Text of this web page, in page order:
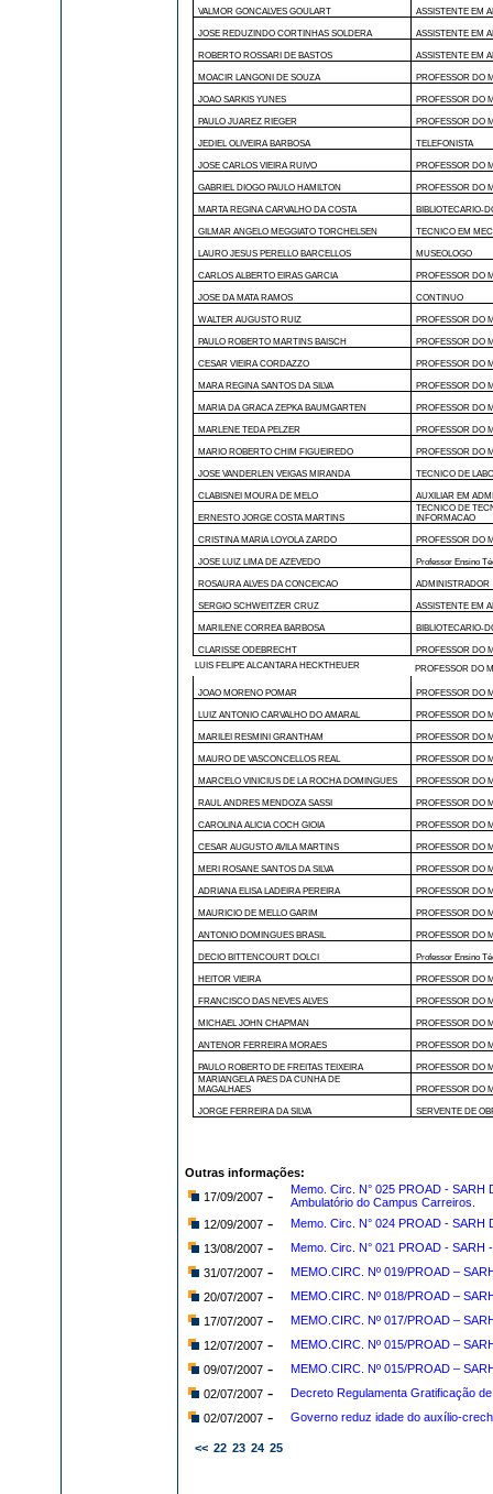
VALMOR GONCALVES GOULART ASSISTENTE EM
JOSE REDUZINDO CORTINHAS SOLDERA ASSISTENTE EM
ROBERTO ROSSARI DE BASTOS ASSISTENTE EM
MOACIR LANGONI DE SOUZA PROFESSOR DO
JOAO SARKIS YUNES PROFESSOR DO
PAULO JUAREZ RIEGER PROFESSOR DO
JEDIEL OLIVEIRA BARBOSA TELEFONISTA
JOSE CARLOS VIEIRA RUIVO PROFESSOR DO
GABRIEL DIOGO PAULO HAMILTON PROFESSOR DO
MARTA REGINA CARVALHO DA COSTA BIBLIOTECARIO-
GILMAR ANGELO MEGGIATO TORCHELSEN TECNICO EM
LAURO JESUS PERELLO BARCELLOS MUSEOLOGO
CARLOS ALBERTO EIRAS GARCIA PROFESSOR DO
JOSE DA MATA RAMOS CONTINUO
WALTER AUGUSTO RUIZ PROFESSOR DO
PAULO ROBERTO MARTINS BAISCH PROFESSOR DO
CESAR VIEIRA CORDAZZO PROFESSOR DO
MARA REGINA SANTOS DA SILVA PROFESSOR DO
MARIA DA GRACA ZEPKA BAUMGARTEN PROFESSOR DO
MARLENE TEDA PELZER PROFESSOR DO
MARIO ROBERTO CHIM FIGUEIREDO PROFESSOR DO
JOSE VANDERLEN VEIGAS MIRANDA TECNICO DE
CLABISNEI MOURA DE MELO AUXILIAR EM
ERNESTO JORGE COSTA MARTINS
TECNICO DE
INFORMACAO
CRISTINA MARIA LOYOLA ZARDO PROFESSOR DO
JOSE LUIZ LIMA DE AZEVEDO Professor Ensino
ROSAURA ALVES DA CONCEICAO ADMINISTRADOR
SERGIO SCHWEITZER CRUZ ASSISTENTE EM
MARILENE CORREA BARBOSA BIBLIOTECARIO-
CLARISSE ODEBRECHT
PROFESSOR DO
LUIS FELIPE ALCANTARA HECKTHEUER
PROFESSOR DO
JOAO MORENO POMAR PROFESSOR DO
LUIZ ANTONIO CARVALHO DO AMARAL PROFESSOR DO
MARILEI RESMINI GRANTHAM PROFESSOR DO
MAURO DE VASCONCELLOS REAL PROFESSOR DO
MARCELO VINICIUS DE LA ROCHA DOMINGUES PROFESSOR DO
RAUL ANDRES MENDOZA SASSI PROFESSOR DO
CAROLINA ALICIA COCH GIOIA PROFESSOR DO
CESAR AUGUSTO AVILA MARTINS PROFESSOR DO
MERI ROSANE SANTOS DA SILVA PROFESSOR DO
ADRIANA ELISA LADEIRA PEREIRA PROFESSOR DO
MAURICIO DE MELLO GARIM PROFESSOR DO
ANTONIO DOMINGUES BRASIL PROFESSOR DO
DECIO BITTENCOURT DOLCI Professor Ensino
HEITOR VIEIRA PROFESSOR DO
FRANCISCO DAS NEVES ALVES PROFESSOR DO
MICHAEL JOHN CHAPMAN PROFESSOR DO
ANTENOR FERREIRA MORAES PROFESSOR DO
PAULO ROBERTO DE FREITAS TEIXEIRA
PROFESSOR DO
MARIANGELA PAES DA CUNHA DE
MAGALHAES
PROFESSOR DO
JORGE FERREIRA DA SILVA SERVENTE DE
Outras informações:
17/09/2007 -
Memo. Circ. N° 025 PROAD - SARH
Ambulatório do Campus Carreiros.
12/09/2007 -
Memo. Circ. N° 024 PROAD - SARH
13/08/2007 -
Memo. Circ. N° 021 PROAD - SARH
31/07/2007 -
MEMO.CIRC. Nº 019/PROAD –
20/07/2007 -
MEMO.CIRC. Nº 018/PROAD –
17/07/2007 -
MEMO.CIRC. Nº 017/PROAD –
12/07/2007 -
MEMO.CIRC. Nº 015/PROAD –
09/07/2007 -
MEMO.CIRC. Nº 015/PROAD –
02/07/2007 -
Decreto Regulamenta Gratificação
02/07/2007 - Governo reduz idade do auxílio-
<< 22 23 24 25